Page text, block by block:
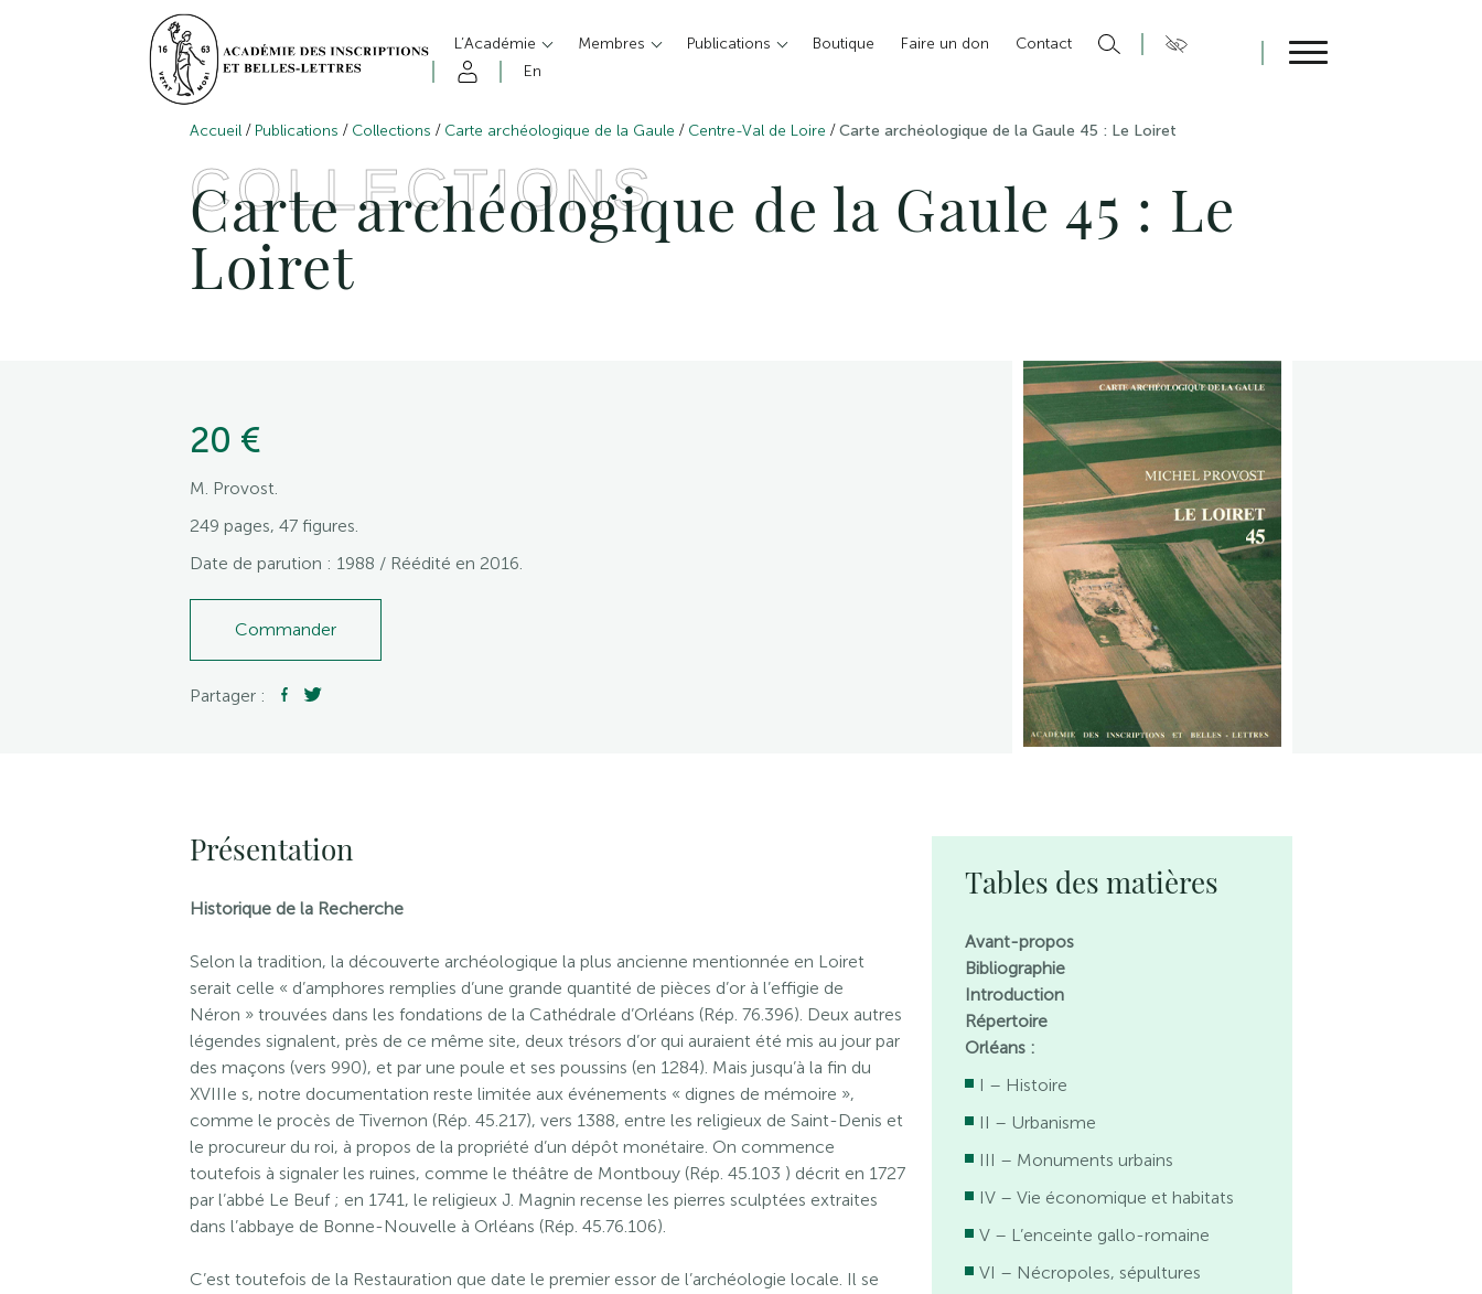
L’Académie Membres Publications Boutique Faire un don
Contact
En
Accueil / Publications / Collections / Carte archéologique de la Gaule / Centre-Val de Loire /Carte archéologique de la Gaule 45 : Le Loiret
COLLECTIONS
Carte archéologique de la Gaule 45 : Le
Loiret
20 €
M. Provost.
249 pages, 47 figures.
Date de parution : 1988 / Réédité en 2016.
Commander
Partager :
Présentation
Historique de la Recherche
Selon la tradition, la découverte archéologique la plus ancienne mentionnée en Loiret
serait celle « d’amphores remplies d’une grande quantité de pièces d’or à l’effigie de
Néron » trouvées dans les fondations de la Cathédrale d’Orléans (Rép. 76.396). Deux autres
légendes signalent, près de ce même site, deux trésors d’or qui auraient été mis au jour par
des maçons (vers 990), et par une poule et ses poussins (en 1284). Mais jusqu’à la fin du
XVIIIe s, notre documentation reste limitée aux événements « dignes de mémoire »,
comme le procès de Tivernon (Rép. 45.217), vers 1388, entre les religieux de Saint-Denis et
le procureur du roi, à propos de la propriété d’un dépôt monétaire. On commence
toutefois à signaler les ruines, comme le théâtre de Montbouy (Rép. 45.103 ) décrit en 1727
par l’abbé Le Beuf ; en 1741, le religieux J. Magnin recense les pierres sculptées extraites
dans l’abbaye de Bonne-Nouvelle à Orléans (Rép. 45.76.106).
C’est toutefois de la Restauration que date le premier essor de l’archéologie locale. Il se
Tables des matières
Avant-propos
Bibliographie
Introduction
Répertoire
Orléans :
I – Histoire
II – Urbanisme
III – Monuments urbains
IV – Vie économique et habitats
V – L’enceinte gallo-romaine
VI – Nécropoles, sépultures